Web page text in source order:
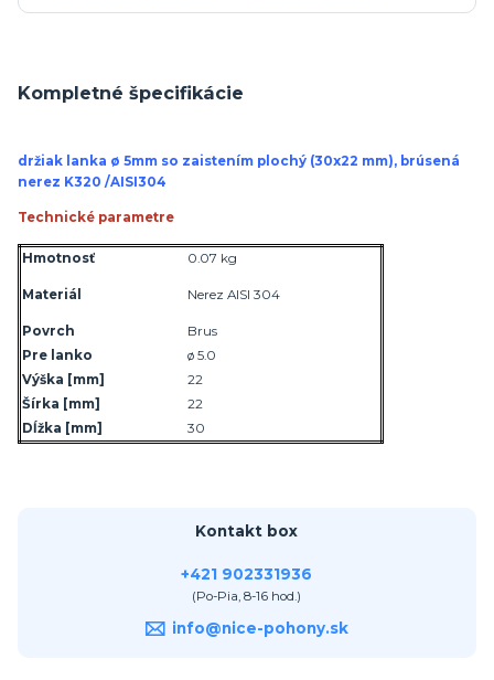
Kompletné špecifikácie
držiak lanka ø 5mm so zaistením plochý (30x22 mm), brúsená
nerez K320 /AISI304
Technické parametre
Hmotnosť 0.07 kg
Materiál Nerez AISI 304
Povrch
Brus
Pre lanko
ø 5.0
Výška [mm]
22
Šírka [mm]
22
Dĺžka [mm] 30
Kontakt box
+421 902331936
(Po-Pia, 8-16 hod.)
info@nice-pohony.sk